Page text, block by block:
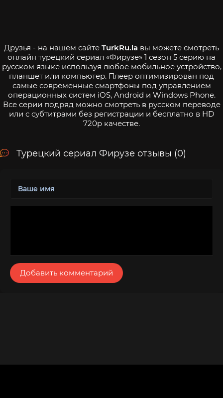
Друзья - на нашем сайте TurkRu.la вы можете смотреть
онлайн турецкий сериал «Фирузе» 1 сезон 5 серию на
русском языке используя любое мобильное устройство,
планшет или компьютер. Плеер оптимизирован под
самые современные смартфоны под управлением
операционных систем iOS, Android и Windows Phone.
Все серии подряд можно смотреть в русском переводе
или с субтитрами без регистрации и бесплатно в HD
720p качестве.
Турецкий сериал Фирузе отзывы (0)
Добавить комментарий